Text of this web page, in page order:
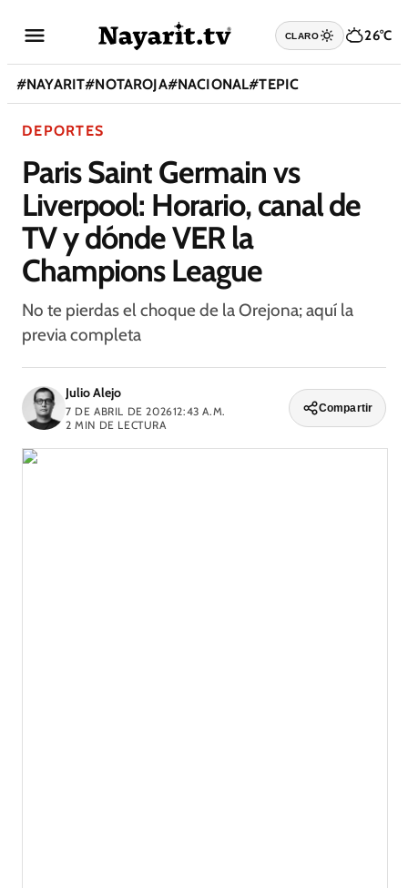
CLARO 26°C
#NAYARIT#NOTAROJA#NACIONAL#TEPIC
DEPORTES
Paris Saint Germain vs
Liverpool: Horario, canal de
TV y dónde VER la
Champions League
No te pierdas el choque de la Orejona; aquí la
previa completa
Julio Alejo
7 DE ABRIL DE 202612:43 A.M.
2 MIN DE LECTURA
Compartir